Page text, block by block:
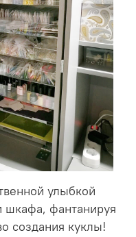
улыбкой
шкафа, фантанируя
создания куклы!